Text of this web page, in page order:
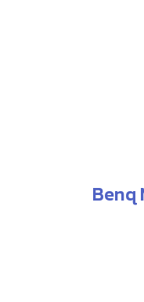
Benq